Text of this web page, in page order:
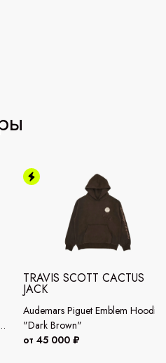
TRAVIS SCOTT CACTUS
JACK
Audemars Piguet Emblem Hoodie
"Dark Brown"
от 45 000 ₽